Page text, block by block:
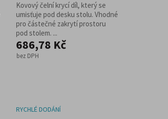
Kovový čelní krycí díl, který se
umisťuje pod desku stolu. Vhodné
pro částečné zakrytí prostoru
pod stolem. ...
686,78 Kč
bez DPH
RYCHLÉ DODÁNÍ